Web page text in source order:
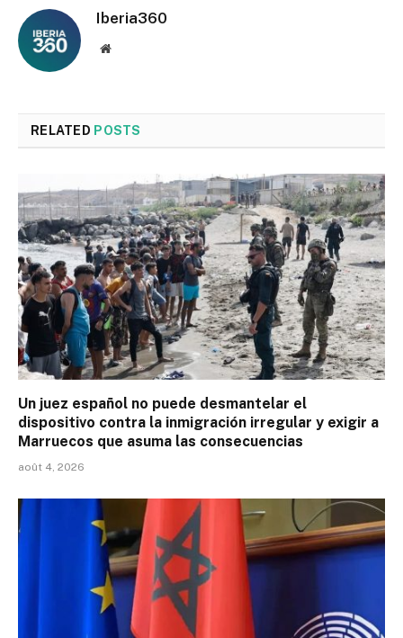
Iberia360
Website
RELATED POSTS
Un juez español no puede desmantelar el
dispositivo contra la inmigración irregular y exigir a
Marruecos que asuma las consecuencias
août 4, 2026